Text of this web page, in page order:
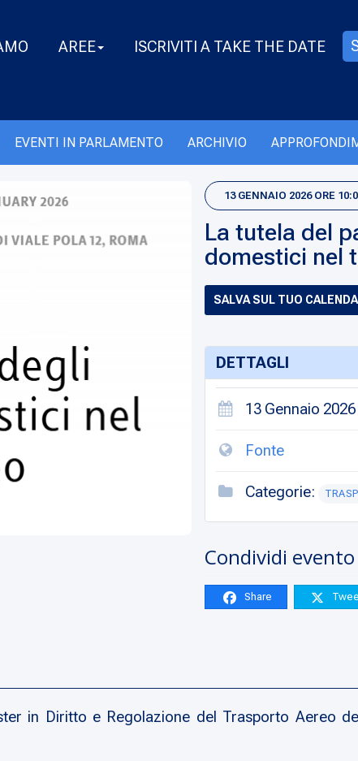
AREE ISCRIVITI A TAKE THE DATE
EVENTI IN PARLAMENTO ARCHIVIO
13 GENNAIO 2026 ORE
La tutela del
domestici nel
SALVA SUL TUO
DETTAGLI
13 Gennaio
Fonte
Categorie:
Condividi evento
Share
in Diritto e Regolazione del Trasporto Aereo